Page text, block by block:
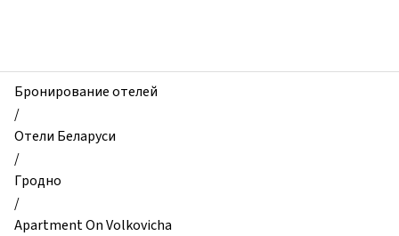
и
квартиры,
Apartment
On
Volkovicha,
Гродно,
Беларусь
Бронирование отелей
/
Отели Беларуси
/
Гродно
/
Apartment On Volkovicha